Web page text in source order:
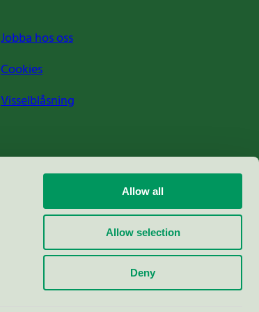
Allow all
Allow selection
Deny
Jobba hos oss
Cookies
Visselblåsning